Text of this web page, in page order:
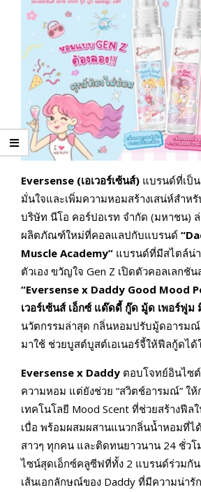
Eversense (เอเวอร์เซ้นส์) แบรนด์ที่เป็น
มั่นใจและเพิ่มความหอมสร้างเสน่ห์สำห
บริษัท นีโอ คอร์ปอเรท จำกัด (มหาชน)
ผลิตภัณฑ์ใหม่ที่คอลแลปกับแบรนด์
Muscle Academy” แบรนด์ที่มีสไตล์น่
ตัวเอง ขวัญใจ Gen Z เปิดตัวคอลเลกชั
“Eversense x Daddy Good Mood
เวอร์เซ้นส์ เอ็กซ์ แด๊ดดี้ กู๊ด มู้ด เพอร์ฟูม
นวัตกรรมล่าสุด กลิ่นหอมปรับมู้ดอารมณ์
มาใช้ ช่วยบูสต์บูสต์เอเนอร์จี้ให้ฟีลกู้ดไ
Eversense x Daddy ตอบโจทย์อินไซ
ความหอม แต่ยังช่วย “สวิตช์อารมณ์” ให้
เทคโนโลยี Mood Scent ที่ช่วยสร้างฟีล
เบื่อ พร้อมผสมผสานแนวกลิ่นน้ำหอมที่ไ
สาวๆ ทุกคน และติดทนยาวนาน 24 ชั่วโ
ไซน์สุดเอ็กซ์คลูซีฟที่ทั้ง 2 แบรนด์ร่วมกั
เส้นเอกลักษณ์ของ Daddy ที่มีความน่ารั